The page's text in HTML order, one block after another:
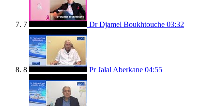
7 Dr Djamel Boukhtouche 03:32
8 Pr Jalal Aberkane 04:55